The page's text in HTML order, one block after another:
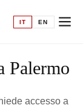
IT EN
Palermo
accesso a